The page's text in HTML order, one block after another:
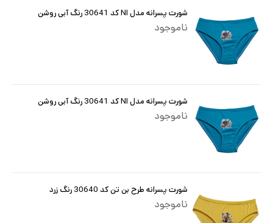
شورت پسرانه مدل NI کد 30641 رنگ آبی روشن
ناموجود
شورت پسرانه مدل NI کد 30641 رنگ آبی روشن
ناموجود
شورت پسرانه طرح بن تن کد 30640 رنگ زرد
ناموجود